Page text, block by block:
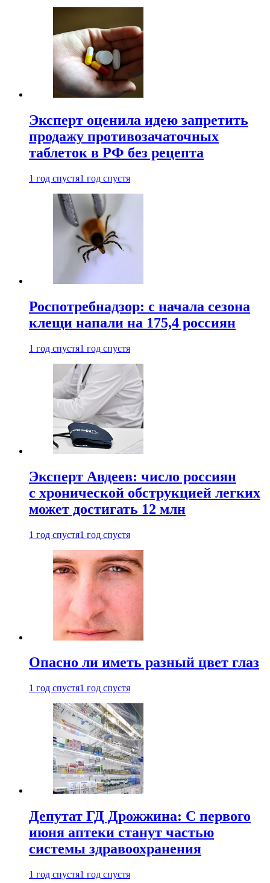
Эксперт оценила идею запретить
продажу противозачаточных
таблеток в РФ без рецепта
1 год спустя1 год спустя
Роспотребнадзор: с начала сезона
клещи напали на 175,4 россиян
1 год спустя1 год спустя
Эксперт Авдеев: число россиян
с хронической обструкцией легких
может достигать 12 млн
1 год спустя1 год спустя
Опасно ли иметь разный цвет глаз
1 год спустя1 год спустя
Депутат ГД Дрожжина: С первого
июня аптеки станут частью
системы здравоохранения
1 год спустя1 год спустя